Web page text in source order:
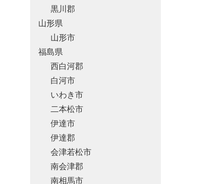
黒川郡
山形県
山形市
福島県
西白河郡
白河市
いわき市
二本松市
伊達市
伊達郡
会津若松市
南会津郡
南相馬市